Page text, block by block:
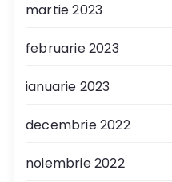
martie 2023
februarie 2023
ianuarie 2023
decembrie 2022
noiembrie 2022